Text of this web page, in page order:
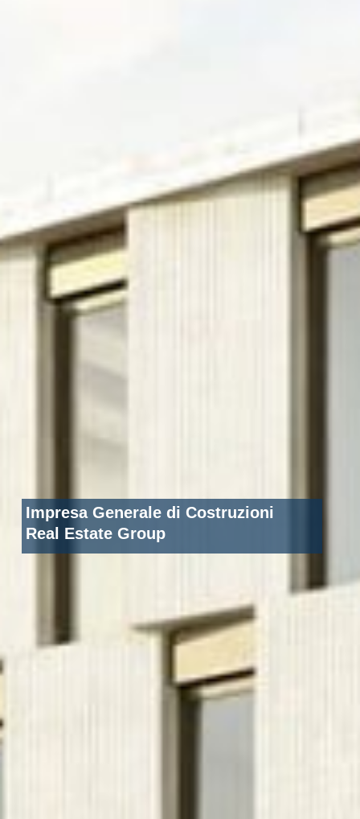
Impresa Generale di Costruzioni
Real Estate Group